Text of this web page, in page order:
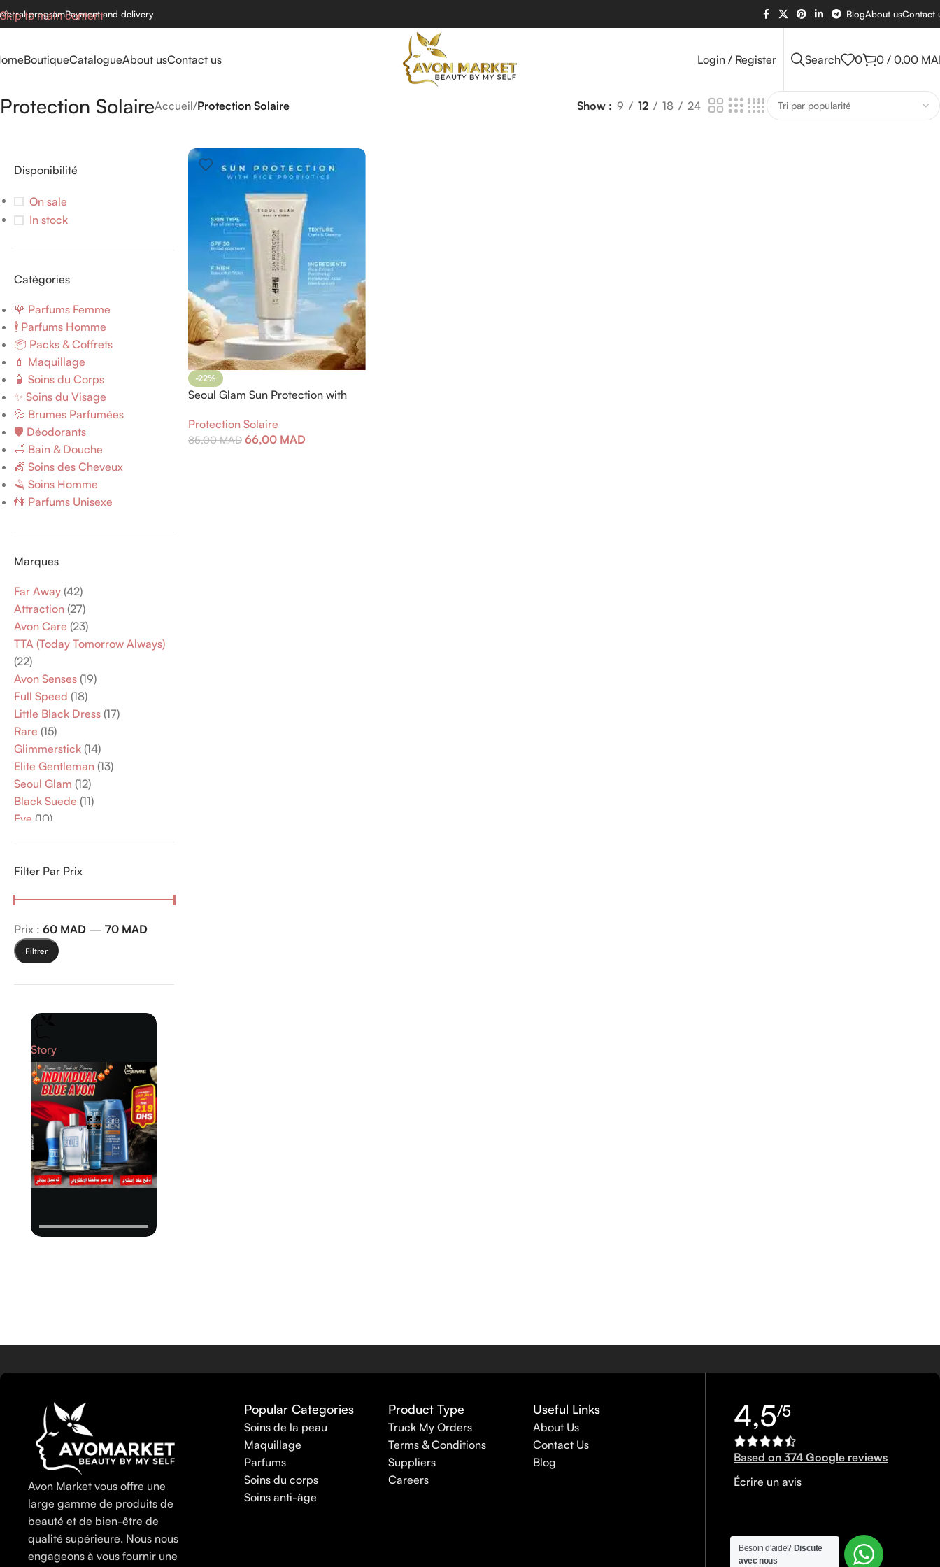
Skip to main content
programPayment and delivery BlogAbout usContact
BoutiqueCatalogueAbout usContact us Login / Register Search 0 0 / 0,00
Protection SolaireAccueil/Protection Solaire Show 9 12 18 24
Disponibilité
On sale
In stock
Catégories
🌹 Parfums Femme
🕴️ Parfums Homme
📦 Packs & Coffrets
💄 Maquillage
🧴 Soins du Corps
✨ Soins du Visage
💦 Brumes Parfumées
🛡️ Déodorants
🛁 Bain & Douche
💇 Soins des Cheveux
🪒 Soins Homme
👫 Parfums Unisexe
Marques
Far Away (42)
Attraction (27)
Avon Care (23)
TTA (Today Tomorrow Always)
(22)
Avon Senses (19)
Full Speed (18)
Little Black Dress (17)
Rare (15)
Glimmerstick (14)
Elite Gentleman (13)
Seoul Glam (12)
Black Suede (11)
Eve (10)
Luck (8)
Lov U
Wild Country (7)
Mesmerize
Perceive
Cherish (5)
Imari (5)
Mascaras (5)
Avon Collections (3)
Lucky Me (3)
Maxima (3)
Musk
(3)
Pur Blanca (3)
Surreal (3)
Wish of Love (3)
Footworks (2)
Filter Par Prix
Filtrer
Prix : 60 MAD — 70 MAD
Story
-22%
Seoul Glam Sun Protection with
Protection Solaire
85,00MAD 66,00 MAD
Avon Market vous offre une
large gamme de produits de
beauté et de bien-être de
qualité supérieure. Nous nous
engageons à vous fournir une
Popular Categories
Soins de la peau
Maquillage
Parfums
Soins du corps
Soins anti-âge
Product Type
Truck My Orders
Terms & Conditions
Suppliers
Careers
Useful Links
About Us
Contact Us
Blog
4,5/5
Based on 374 Google reviews
Écrire un avis
Besoin d'aide? Discute
avec nous